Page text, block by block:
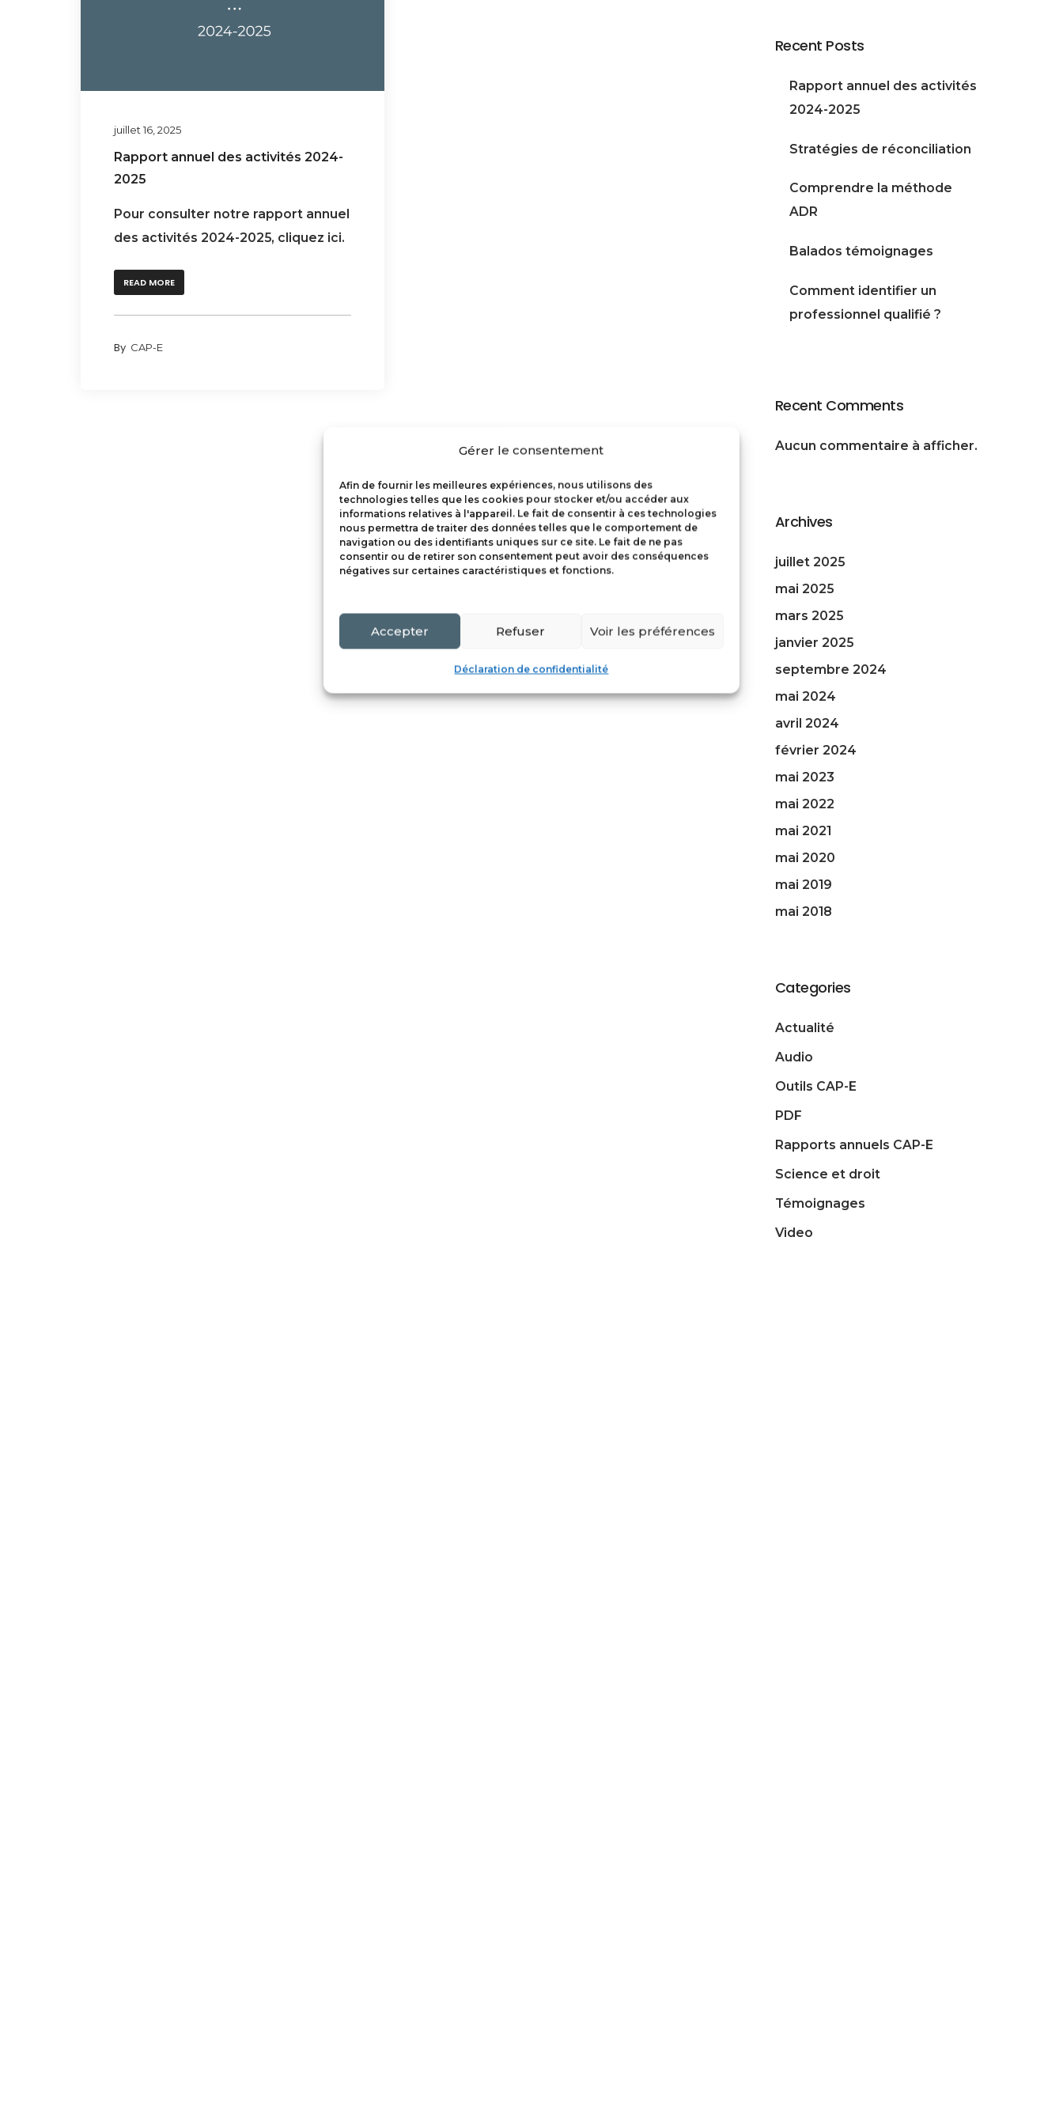
Gérer le consentement
Afin de fournir les meilleures expériences, nous utilisons des
technologies telles que les cookies pour stocker et/ou accéder aux
informations relatives à l'appareil. Le fait de consentir à ces technologies
nous permettra de traiter des données telles que le comportement de
navigation ou des identifiants uniques sur ce site. Le fait de ne pas
consentir ou de retirer son consentement peut avoir des conséquences
négatives sur certaines caractéristiques et fonctions.
Accepter Refuser Voir les préférences
Déclaration de confidentialité
juillet 16, 2025
Rapport annuel des activités 2024-
2025
Pour consulter notre rapport annuel
des activités 2024-2025, cliquez ici.
READ MORE
By CAP-E
Recent Posts
Rapport annuel des activités
2024-2025
Stratégies de réconciliation
Comprendre la méthode
ADR
Balados témoignages
Comment identifier un
professionnel qualifié ?
Recent Comments
Aucun commentaire à afficher.
Archives
juillet 2025
mai 2025
mars 2025
janvier 2025
septembre 2024
mai 2024
avril 2024
février 2024
mai 2023
mai 2022
mai 2021
mai 2020
mai 2019
mai 2018
Categories
Actualité
Audio
Outils CAP-E
PDF
Rapports annuels CAP-E
Science et droit
Témoignages
Video